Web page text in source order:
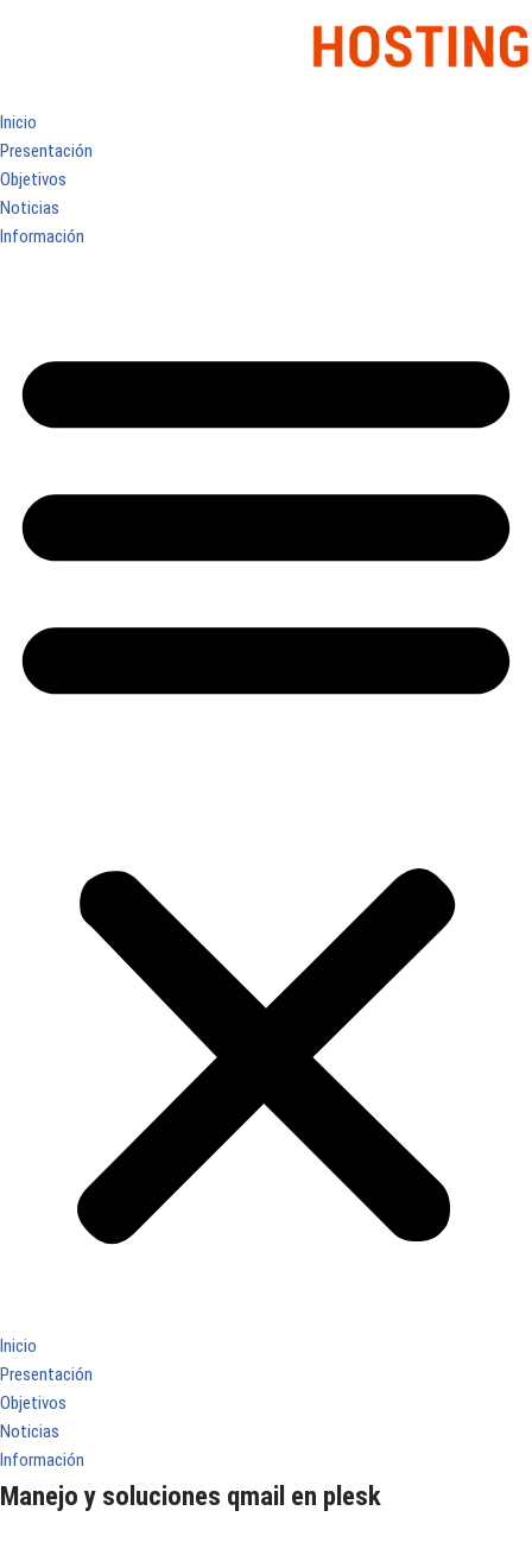
Inicio
Presentación
Objetivos
Noticias
Información
Inicio
Presentación
Objetivos
Noticias
Información
Manejo y soluciones qmail en plesk